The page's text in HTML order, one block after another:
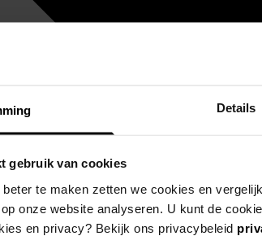
Details
gebruik van cookies
te maken zetten we cookies en
onze website analyseren. U kunt de
en privacy? Bekijk ons privacybeleid